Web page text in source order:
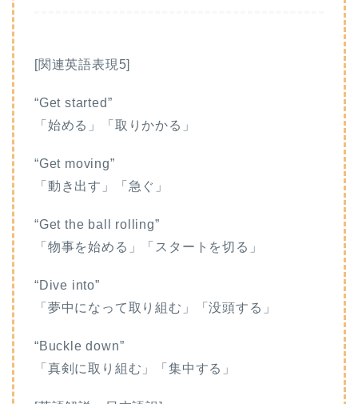
[関連英語表現5]
“Get started”
「始める」「取りかかる」
“Get moving”
「動き出す」「急ぐ」
“Get the ball rolling”
「物事を始める」「スタートを切る」
“Dive into”
「夢中になって取り組む」「没頭する」
“Buckle down”
「真剣に取り組む」「集中する」